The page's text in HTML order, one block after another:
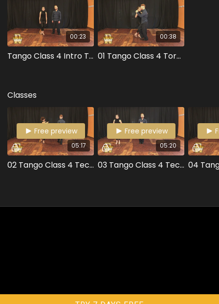
00:23
Tango Class 4 Intro Torsion
00:38
01 Tango Class 4 Torsion Demo
Classes
05:17
Free preview
02 Tango Class 4 Tecnica Torsion
05:20
Free preview
03 Tango Class 4 Tecnica Torsion 2